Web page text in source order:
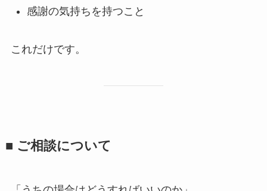
感謝の気持ちを持つこと
これだけです。
■ ご相談に​ついて